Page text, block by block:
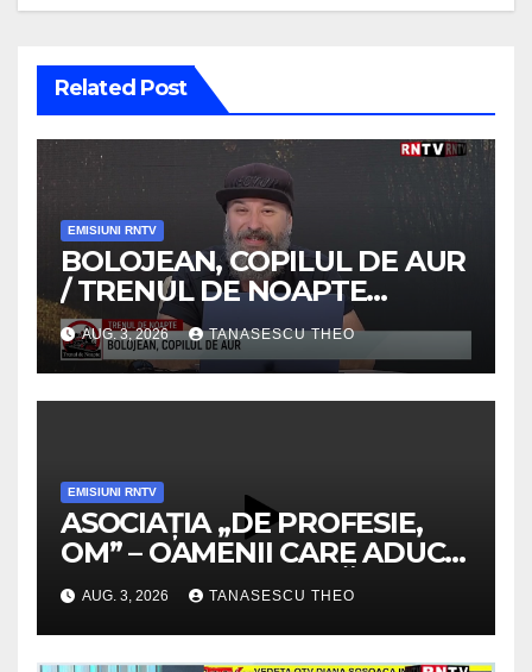
Related Post
EMISIUNI RNTV
BOLOJEAN, COPILUL DE AUR
/ TRENUL DE NOAPTE
/VIDEO
AUG. 3, 2026 TANASESCU THEO
EMISIUNI RNTV
ASOCIAȚIA „DE PROFESIE,
OM” – OAMENII CARE ADUC
VALOARE COMUNITĂȚII /
SECRETELE SUCCESULUI
/VIDEO
AUG. 3, 2026 TANASESCU THEO